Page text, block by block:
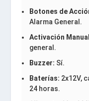
Botones de
Alarma General.
Activación
general.
Buzzer: Sí.
Baterías: 2x12V,
24 horas.